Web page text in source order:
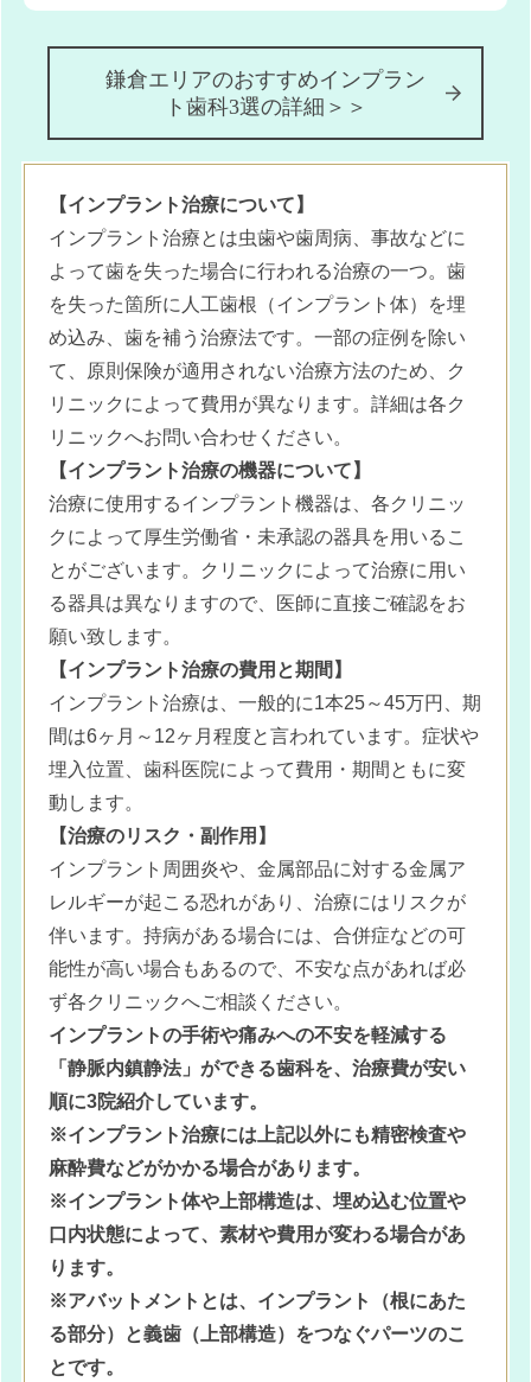
鎌倉エリアのおすすめインプラン
ト歯科3選の詳細＞＞
【インプラント治療について】
インプラント治療とは虫歯や歯周病、事故などに
よって歯を失った場合に行われる治療の一つ。歯
を失った箇所に人工歯根（インプラント体）を埋
め込み、歯を補う治療法です。一部の症例を除い
て、原則保険が適用されない治療方法のため、ク
リニックによって費用が異なります。詳細は各ク
リニックへお問い合わせください。
【インプラント治療の機器について】
治療に使用するインプラント機器は、各クリニッ
クによって厚生労働省・未承認の器具を用いるこ
とがございます。クリニックによって治療に用い
る器具は異なりますので、医師に直接ご確認をお
願い致します。
【インプラント治療の費用と期間】
インプラント治療は、一般的に1本25～45万円、期
間は6ヶ月～12ヶ月程度と言われています。症状や
埋入位置、歯科医院によって費用・期間ともに変
動します。
【治療のリスク・副作用】
インプラント周囲炎や、金属部品に対する金属ア
レルギーが起こる恐れがあり、治療にはリスクが
伴います。持病がある場合には、合併症などの可
能性が高い場合もあるので、不安な点があれば必
ず各クリニックへご相談ください。
インプラントの手術や痛みへの不安を軽減する
「静脈内鎮静法」ができる歯科を、治療費が安い
順に3院紹介しています。
※インプラント治療には上記以外にも精密検査や
麻酔費などがかかる場合があります。
※インプラント体や上部構造は、埋め込む位置や
口内状態によって、素材や費用が変わる場合があ
ります。
※アバットメントとは、インプラント（根にあた
る部分）と義歯（上部構造）をつなぐパーツのこ
とです。